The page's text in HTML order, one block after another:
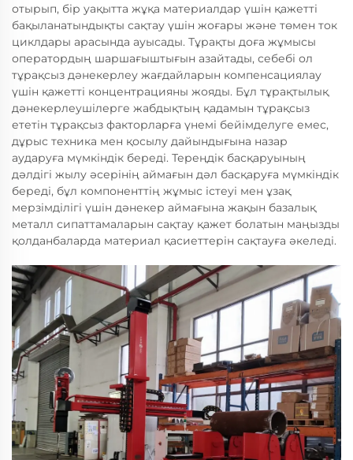
отырып, бір уақытта жұқа материалдар үшін қажетті
бақыланатындықты сақтау үшін жоғары және төмен ток
циклдары арасында ауысады. Тұрақты доға жұмысы
оператордың шаршағыштығын азайтады, себебі ол
тұрақсыз дәнекерлеу жағдайларын компенсациялау
үшін қажетті концентрацияны жояды. Бұл тұрақтылық
дәнекерлеушілерге жабдықтың қадамын тұрақсыз
ететін тұрақсыз факторларға үнемі бейімделуге емес,
дұрыс техника мен қосылу дайындығына назар
аударуға мүмкіндік береді. Тереңдік басқаруының
дәлдігі жылу әсерінің аймағын дәл басқаруға мүмкіндік
береді, бұл компоненттің жұмыс істеуі мен ұзақ
мерзімділігі үшін дәнекер аймағына жақын базалық
металл сипаттамаларын сақтау қажет болатын маңызды
қолданбаларда материал қасиеттерін сақтауға әкеледі.